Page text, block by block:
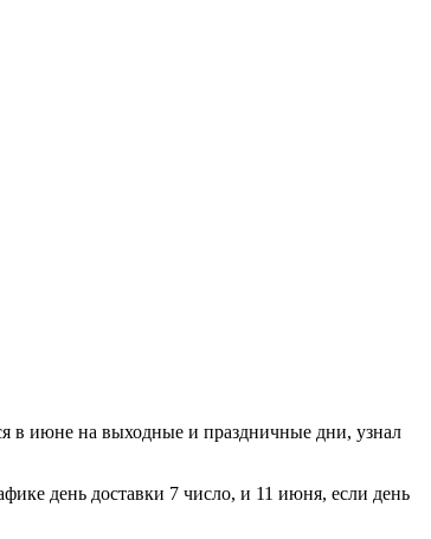
в июне на выходные и праздничные дни, узнал
день доставки 7 число, и 11 июня, если день